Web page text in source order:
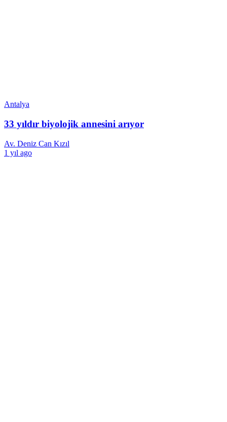
Antalya
33 yıldır biyolojik annesini arıyor
Av. Deniz Can Kızıl
1 yıl ago